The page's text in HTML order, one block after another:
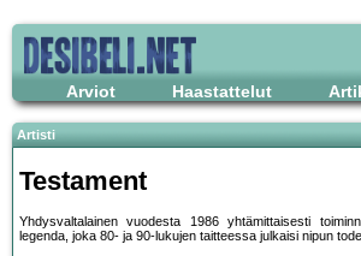
Arviot Haastattelut
Artisti
Testament
Yhdysvaltalainen vuodesta 1986 yhtämittaisesti
legenda, joka 80- ja 90-lukujen taitteessa julkaisi nipun